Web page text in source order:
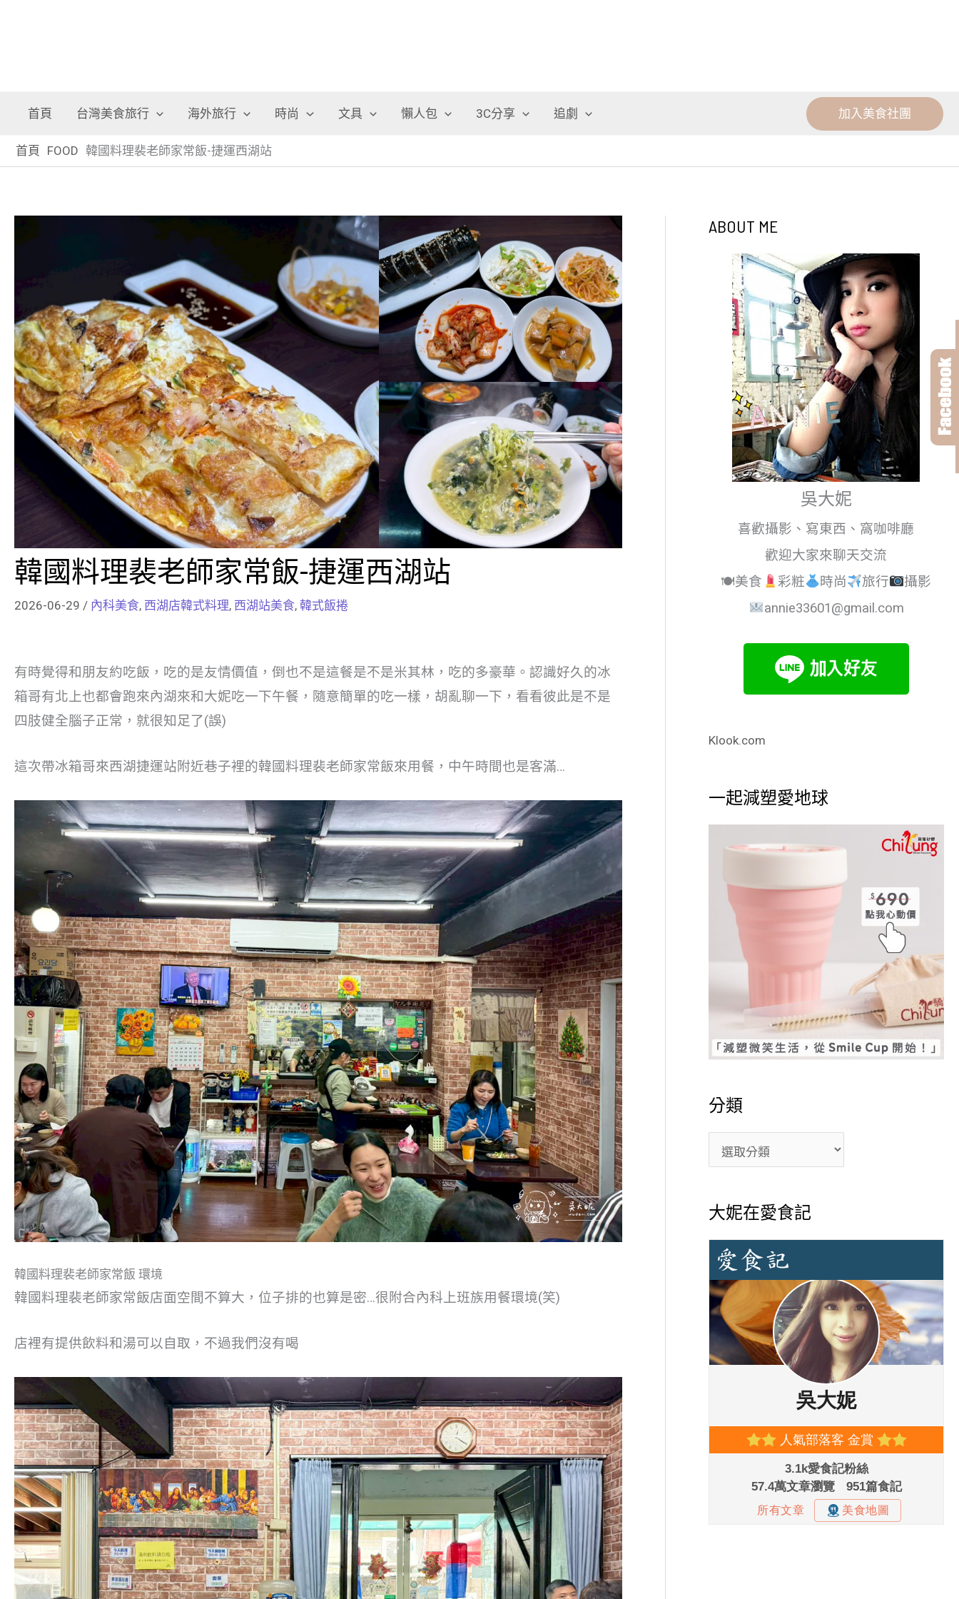
首頁 台灣美食旅行 海外旅行 時尚 文具 懶人包 3C分享 追劇 加入美食社團
首頁 FOOD 韓國料理裴老師家常飯-捷運西湖站
韓國料理裴老師家常飯-捷運西湖站
2026-06-29 / 內科美食, 西湖店韓式料理, 西湖站美食, 韓式飯捲
有時覺得和朋友約吃飯，吃的是友情價值，倒也不是這餐是不是米其林，吃的多豪華。認識好久的冰
箱哥有北上也都會跑來內湖來和大妮吃一下午餐，隨意簡單的吃一樣，胡亂聊一下，看看彼此是不是
四肢健全腦子正常，就很知足了(誤)
這次帶冰箱哥來西湖捷運站附近巷子裡的韓國料理裴老師家常飯來用餐，中午時間也是客滿…
韓國料理裴老師家常飯 環境
韓國料理裴老師家常飯店面空間不算大，位子排的也算是密…很附合內科上班族用餐環境(笑)
店裡有提供飲料和湯可以自取，不過我們沒有喝
ABOUT ME
吳大妮
喜歡攝影、寫東西、窩咖啡廳
歡迎大家來聊天交流
🍽美食
彩粧 時尚 旅行
攝影
annie33601@gmail.com
Klook.com
一起減塑愛地球
分類
大妮在愛食記